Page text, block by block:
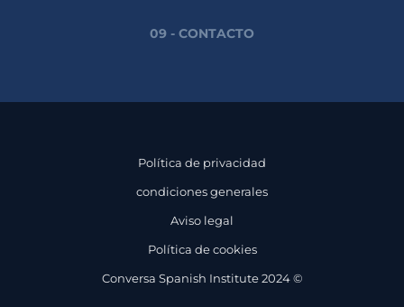
09 - CONTACTO
Política de privacidad
condiciones generales
Aviso legal
Política de cookies
Conversa Spanish Institute 2024 ©